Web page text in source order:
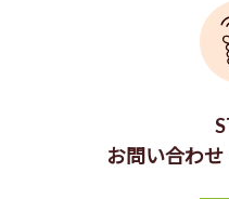
お問い合わせ